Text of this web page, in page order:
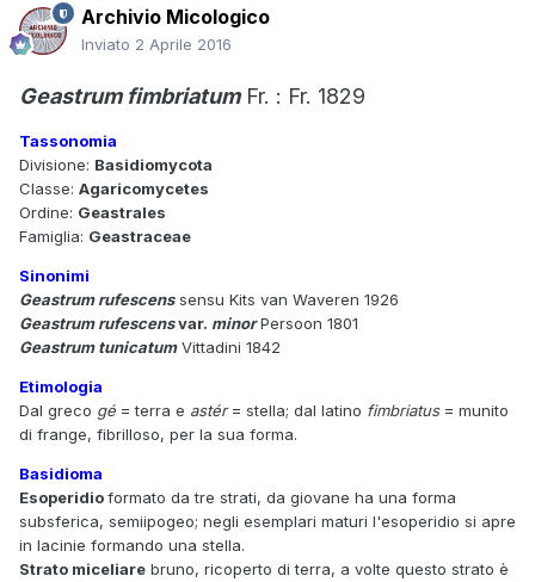
Archivio Micologico
Inviato 2 Aprile 2016
Geastrum fimbriatumFr. : Fr. 1829
Tassonomia
Divisione: Basidiomycota
Classe: Agaricomycetes
Ordine: Geastrales
Famiglia: Geastraceae
Sinonimi
Geastrum rufescenssensu Kits van Waveren 1926
Geastrum rufescensvar. minorPersoon 1801
Geastrum tunicatumVittadini 1842
Etimologia
Dal greco gé = terra e astér= stella; dal latino fimbriatus = munito
di frange, fibrilloso, per la sua forma.
Basidioma
Esoperidioformato da tre strati, da giovane ha una forma
subsferica, semiipogeo; negli esemplari maturi l'esoperidio si apre
in lacinie formando una stella.
Strato miceliare bruno, ricoperto di terra, a volte questo strato è